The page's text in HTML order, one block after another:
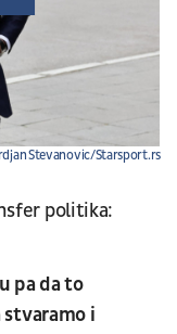
Stevanovic/Starsport.rs
politika:
pa da to
stvaramo i